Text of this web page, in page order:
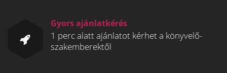
Gyors ajánlatkérés
1 perc alatt ajánlatot kérhet a könyvelő-
szakemberektől